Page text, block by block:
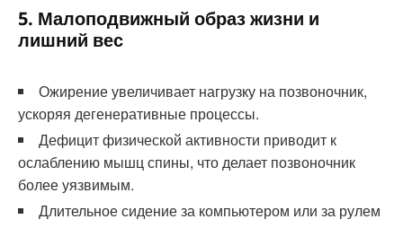
5. Малоподвижный образ жизни и
лишний вес
Ожирение увеличивает нагрузку на позвоночник,
ускоряя дегенеративные процессы.
Дефицит физической активности приводит к
ослаблению мышц спины, что делает позвоночник
более уязвимым.
Длительное сидение за компьютером или за рулем